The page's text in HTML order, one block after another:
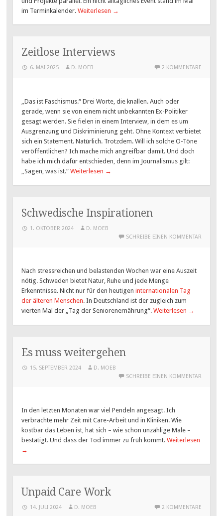
im Terminkalender.Weiterlesen →
Zeitlose Interviews
6. MAI 2025 D. MOEB 2 KOMMENTARE
„Das ist Faschismus.“ Drei Worte, die knallen. Auch oder
gerade, wenn sie von einem nicht unbekannten Ex-Politiker
gesagt werden. Sie fielen in einem Interview, in dem es um
Ausgrenzung und Diskriminierung geht. Ohne Kontext verbietet
sich ein Statement. Natürlich. Trotzdem. Will ich solche O-Töne
veröffentlichen? Ich mache mich angreifbar damit. Und doch
habe ich mich dafür entschieden, denn im Journalismus gilt:
„Sagen, was ist.“Weiterlesen →
Schwedische Inspirationen
1. OKTOBER 2024
D. MOEB
SCHREIBE EINEN KOMMENTAR
Nach stressreichen und belastenden Wochen war eine Auszeit
nötig. Schweden bietet Natur, Ruhe und jede Menge
Erkenntnisse. Nicht nur für den heutigeninternationalen Tag
der älteren Menschen. In Deutschland ist der zugleich zum
vierten Mal der „Tag der Seniorenernährung“.Weiterlesen →
Es muss weitergehen
15. SEPTEMBER 2024
D. MOEB
SCHREIBE EINEN KOMMENTAR
In den letzten Monaten war viel Pendeln angesagt. Ich
verbrachte mehr Zeit mit Care-Arbeit und in Kliniken. Wie
kostbar das Leben ist, hat sich – wie schon unzählige Male –
bestätigt. Und dass der Tod immer zu früh kommt.Weiterlesen
→
Unpaid Care Work
14. JULI 2024 D. MOEB 2 KOMMENTARE